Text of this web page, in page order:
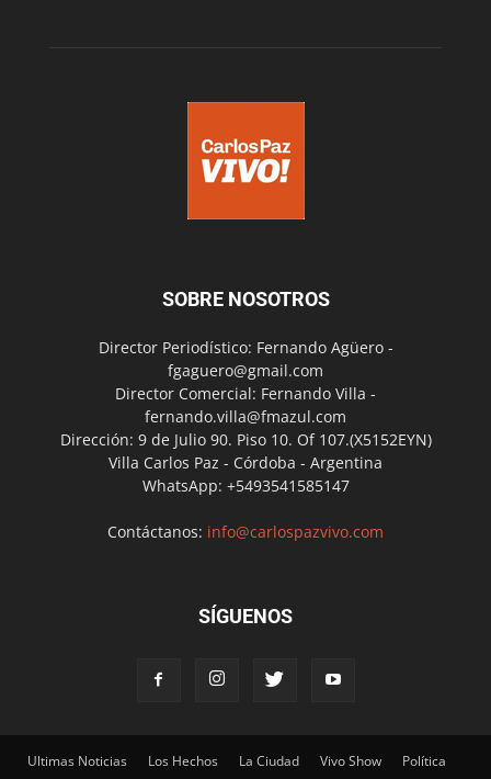
SOBRE NOSOTROS
Director Periodístico: Fernando Agüero -
fgaguero@gmail.com
Director Comercial: Fernando Villa -
fernando.villa@fmazul.com
Dirección: 9 de Julio 90. Piso 10. Of 107.(X5152EYN)
Villa Carlos Paz - Córdoba - Argentina
WhatsApp: +5493541585147
Contáctanos: info@carlospazvivo.com
SÍGUENOS
Ultimas Noticias Los Hechos La Ciudad Vivo Show
Política